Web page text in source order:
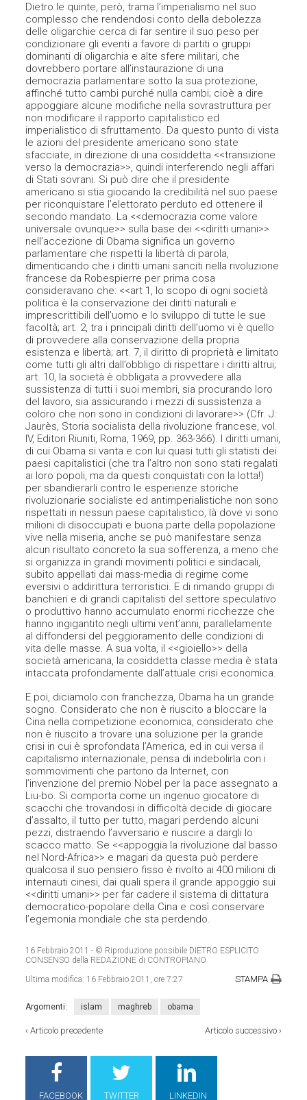
Dietro le quinte, però, trama l’imperialismo nel suo
complesso che rendendosi conto della debolezza
delle oligarchie cerca di far sentire il suo peso per
condizionare gli eventi a favore di partiti o gruppi
dominanti di oligarchia e alte sfere militari, che
dovrebbero portare all’instaurazione di una
democrazia parlamentare sotto la sua protezione,
affinché tutto cambi purché nulla cambi; cioè a dire
appoggiare alcune modifiche nella sovrastruttura per
non modificare il rapporto capitalistico ed
imperialistico di sfruttamento. Da questo punto di vista
le azioni del presidente americano sono state
sfacciate, in direzione di una cosiddetta <<transizione
verso la democrazia>>, quindi interferendo negli affari
di Stati sovrani. Si può dire che il presidente
americano si stia giocando la credibilità nel suo paese
per riconquistare l’elettorato perduto ed ottenere il
secondo mandato. La <<democrazia come valore
universale ovunque>> sulla base dei <<diritti umani>>
nell’accezione di Obama significa un governo
parlamentare che rispetti la libertà di parola,
dimenticando che i diritti umani sanciti nella rivoluzione
francese da Robespierre per prima cosa
consideravano che: <<art 1, lo scopo di ogni società
politica è la conservazione dei diritti naturali e
imprescrittibili dell’uomo e lo sviluppo di tutte le sue
facoltà; art. 2, tra i principali diritti dell’uomo vi è quello
di provvedere alla conservazione della propria
esistenza e libertà; art. 7, il diritto di proprietà e limitato
come tutti gli altri dall’obbligo di rispettare i diritti altrui;
art. 10, la società è obbligata a provvedere alla
sussistenza di tutti i suoi membri, sia procurando loro
del lavoro, sia assicurando i mezzi di sussistenza a
coloro che non sono in condizioni di lavorare>> (Cfr. J:
Jaurès, Storia socialista della rivoluzione francese, vol.
IV, Editori Riuniti, Roma, 1969, pp. 363-366). I diritti umani,
di cui Obama si vanta e con lui quasi tutti gli statisti dei
paesi capitalistici (che tra l’altro non sono stati regalati
ai loro popoli, ma da questi conquistati con la lotta!)
per sbandierarli contro le esperienze storiche
rivoluzionarie socialiste ed antimperialistiche non sono
rispettati in nessun paese capitalistico, là dove vi sono
milioni di disoccupati e buona parte della popolazione
vive nella miseria, anche se può manifestare senza
alcun risultato concreto la sua sofferenza, a meno che
si organizza in grandi movimenti politici e sindacali,
subito appellati dai mass-media di regime come
eversivi o addirittura terroristici. E di rimando gruppi di
banchieri e di grandi capitalisti del settore speculativo
o produttivo hanno accumulato enormi ricchezze che
hanno ingigantito negli ultimi vent’anni, parallelamente
al diffondersi del peggioramento delle condizioni di
vita delle masse. A sua volta, il <<gioiello>> della
società americana, la cosiddetta classe media è stata
intaccata profondamente dall’attuale crisi economica.
E poi, diciamolo con franchezza, Obama ha un grande
sogno. Considerato che non è riuscito a bloccare la
Cina nella competizione economica, considerato che
non è riuscito a trovare una soluzione per la grande
crisi in cui è sprofondata l’America, ed in cui versa il
capitalismo internazionale, pensa di indebolirla con i
sommovimenti che partono da Internet, con
l’invenzione del premio Nobel per la pace assegnato a
Liu-bo. Si comporta come un ingenuo giocatore di
scacchi che trovandosi in difficoltà decide di giocare
d’assalto, il tutto per tutto, magari perdendo alcuni
pezzi, distraendo l’avversario e riuscire a dargli lo
scacco matto. Se <<appoggia la rivoluzione dal basso
nel Nord-Africa>> e magari da questa può perdere
qualcosa il suo pensiero fisso è rivolto ai 400 milioni di
internauti cinesi, dai quali spera il grande appoggio sui
<<diritti umani>> per far cadere il sistema di dittatura
democratico-popolare della Cina e così conservare
l’egemonia mondiale che sta perdendo.
16 Febbraio 2011 - © Riproduzione possibile DIETRO ESPLICITO
CONSENSO della REDAZIONE di CONTROPIANO
Ultima modifica: 16 Febbraio 2011, ore 7:27 STAMPA
Argomenti: islam maghreb obama
‹Articolo precedente Articolo successivo›
FACEBOOK TWITTER LINKEDIN